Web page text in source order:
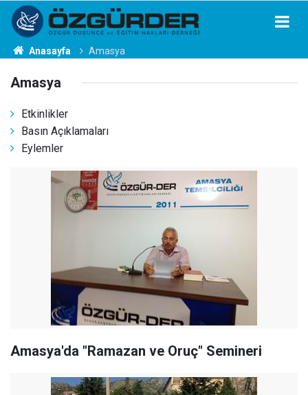
Anasayfa Amasya
Amasya
Etkinlikler
Basın Açıklamaları
Eylemler
Amasya'da "Ramazan ve Oruç" Semineri